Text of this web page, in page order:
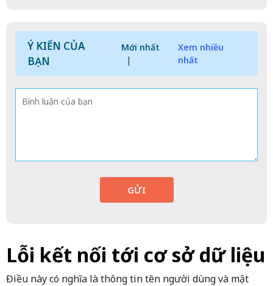
Ý KIẾN CỦA
BẠN
Mới nhất
|
Xem nhiều
nhất
GỬI
Lỗi kết nối tới cơ sở dữ liệu
Điều này có nghĩa là thông tin tên người dùng và mật